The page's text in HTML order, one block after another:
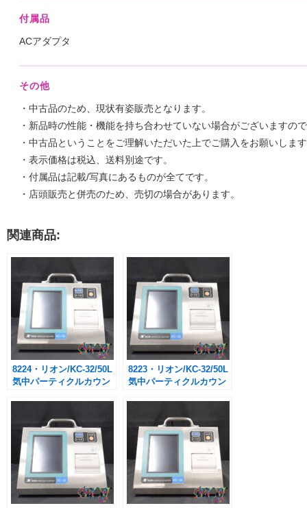
付属品
ACアダプタ
その他
・中古品のため、現状有姿販売となります。
・新品時の性能・機能を持ち合わせていない場合がございますの
・中古品ということをご理解いただいた上でご購入をお願いしま
・表示価格は税込、送料別途です。
・付属品は記載/写真にあるものが全てです。
・店頭販売と併売のため、売切の場合があります。
関連商品:
8224・リオン/KC-32/50L
気中パーティクルカウン
8223・リオン/KC-32/50L
気中パーティクルカウン